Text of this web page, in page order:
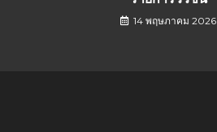
14 พฤษภาคม 2026